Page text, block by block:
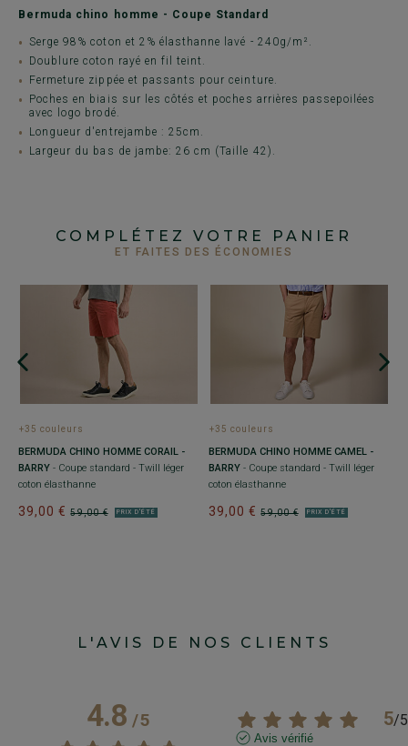
Bermuda chino homme - Coupe Standard
Serge 98% coton et 2% élasthanne lavé - 240g/m².
Doublure coton rayé en fil teint.
Fermeture zippée et passants pour ceinture.
Poches en biais sur les côtés et poches arrières passepoilées
avec logo brodé.
Longueur d'entrejambe : 25cm.
Largeur du bas de jambe: 26 cm (Taille 42).
COMPLÉTEZ VOTRE PANIER
ET FAITES DES ÉCONOMIES
+35 couleurs
BERMUDA CHINO HOMME CORAIL -
BARRY - Coupe standard - Twill léger
coton élasthanne
59,00 €
39,00 € PRIX D'ÉTÉ
+35 couleurs
BERMUDA CHINO HOMME CAMEL -
BARRY - Coupe standard - Twill léger
coton élasthanne
59,00 €
39,00 € PRIX D'ÉTÉ
L'AVIS DE NOS CLIENTS
4.8/5 5/5
Avis vérifié